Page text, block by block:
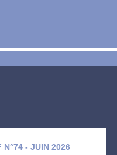
N°74 - JUIN 2026